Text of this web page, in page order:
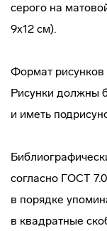
серого на
9х12 см).
Формат
Рисунки должны
и иметь
согласно ГОСТ
в порядке
в квадратные